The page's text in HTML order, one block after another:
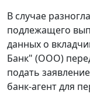
В случае
подлежащего
данных о
Банк" (ООО)
подать
банк-агент для